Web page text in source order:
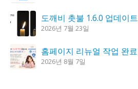
도깨비 촛불 1.6.0 업데이트
2026년 7월 23일
홈페이지 리뉴얼 작업 완료
2026년 8월 7일